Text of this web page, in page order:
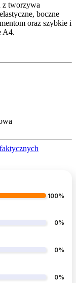
z tworzywa
boczne
oraz szybkie i
A4.
100%
0%
0%
0%